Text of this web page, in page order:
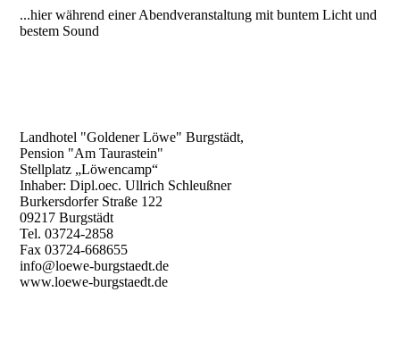
...hier während einer Abendveranstaltung mit buntem Licht und
bestem Sound
Landhotel "Goldener Löwe" Burgstädt,
Pension "Am Taurastein"
Stellplatz „Löwencamp“
Inhaber: Dipl.oec. Ullrich Schleußner
Burkersdorfer Straße 122
09217 Burgstädt
Tel. 03724-2858
Fax 03724-668655
info@loewe-burgstaedt.de
www.loewe-burgstaedt.de